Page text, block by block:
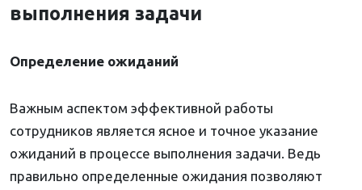
выполнения задачи
Определение ожиданий
Важным аспектом эффективной работы
сотрудников является ясное и точное указание
ожиданий в процессе выполнения задачи. Ведь
правильно определенные ожидания позволяют